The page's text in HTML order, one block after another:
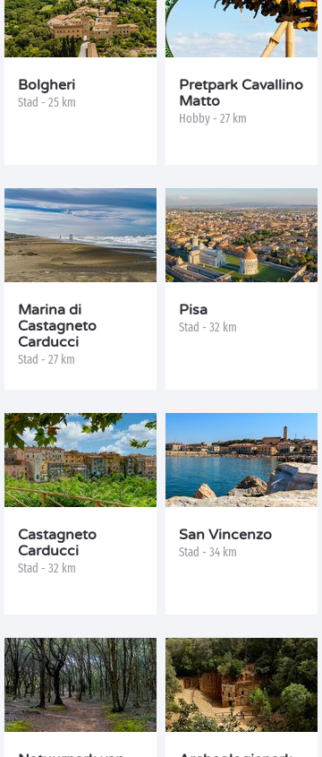
Bolgheri
Stad - 25 km
Pretpark Cavallino
Matto
Hobby - 27 km
Marina di
Castagneto
Carducci
Stad - 27 km
Pisa
Stad - 32 km
Castagneto
Carducci
Stad - 32 km
San Vincenzo
Stad - 34 km